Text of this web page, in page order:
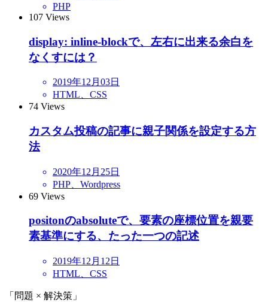
PHP
107 Views
display: inline-blockで、左右に出来る余白を
なくすには？
2019年12月03日
HTML、CSS
74 Views
カスタム投稿の記事に親子関係を設定する方
法
2020年12月25日
PHP、Wordpress
69 Views
positonのabsoluteで、要素の座標位置を親要
素基準にする、たった一つの記述
2019年12月12日
HTML、CSS
「問題 × 解決策」